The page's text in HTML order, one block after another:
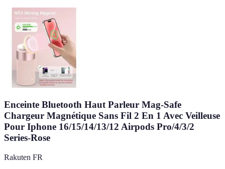
Enceinte Bluetooth Haut Parleur Mag-Safe
Chargeur Magnétique Sans Fil 2 En 1 Avec Veilleuse
Pour Iphone 16/15/14/13/12 Airpods Pro/4/3/2
Series-Rose
Rakuten FR